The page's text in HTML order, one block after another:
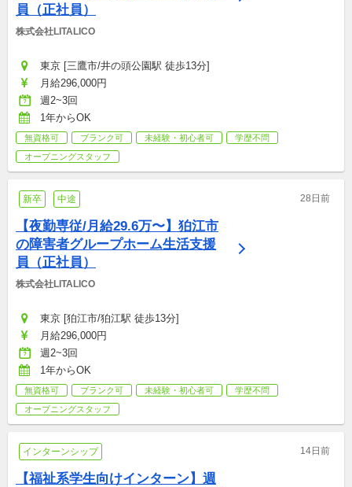
員（正社員）
株式会社LITALICO
東京 [三鷹市/井の頭公園駅 徒歩13分]
月給296,000円
週2~3回
1年からOK
無資格可 ブランク可 未経験・初心者可
学歴不問
オープニングスタッフ
新卒 中途 28日前
【夜勤専従/月給29.6万〜】狛江市
の障害者グループホーム生活支援
員（正社員）
株式会社LITALICO
東京 [狛江市/狛江駅 徒歩13分]
月給296,000円
週2~3回
1年からOK
無資格可 ブランク可 未経験・初心者可
学歴不問
オープニングスタッフ
インターンシップ 14日前
【福祉系学生向けインターン】週